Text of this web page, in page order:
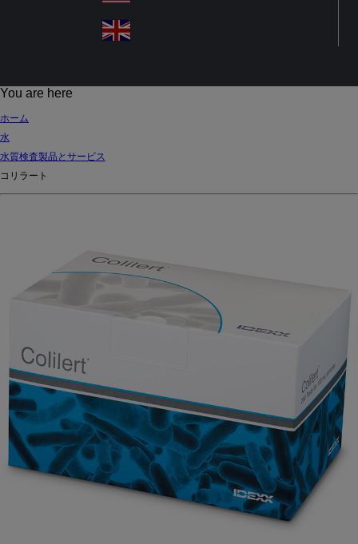
nd
n
SA
d
m
You are here
ホーム
水
水質検査製品とサービス
コリラート